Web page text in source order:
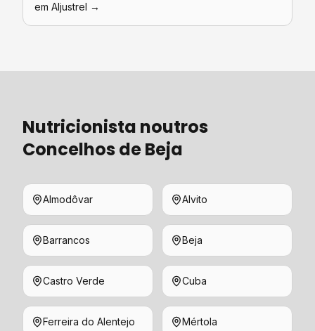
em Aljustrel →
Nutricionista noutros
Concelhos deBeja
Almodôvar Alvito
Barrancos Beja
Castro Verde Cuba
Ferreira do Alentejo Mértola